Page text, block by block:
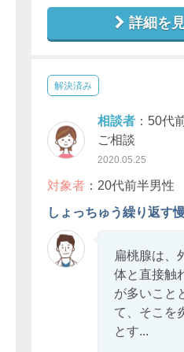
詳細を
解決済み
相談者：50代
ご相談
2020.05.25
対象者：20代前半男性
しょっちゅう繰り返す
扁桃腺は、
体と直接触
が多いこと
て、そこを
とす...